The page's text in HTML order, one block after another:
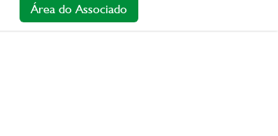
Área do Associado